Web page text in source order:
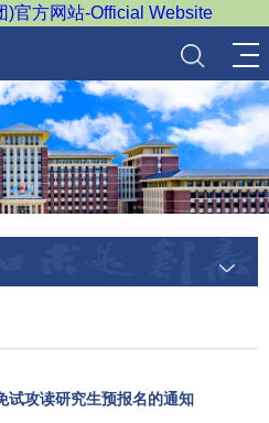
)官方网站-Official Website
试攻读研究生预报名的通知